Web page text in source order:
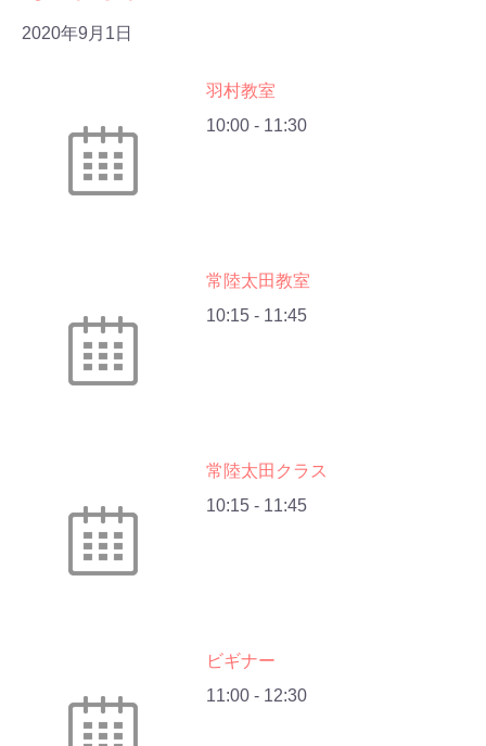
2020年9月1日
羽村教室
10:00 - 11:30
常陸太田教室
10:15 - 11:45
常陸太田クラス
10:15 - 11:45
ビギナー
11:00 - 12:30